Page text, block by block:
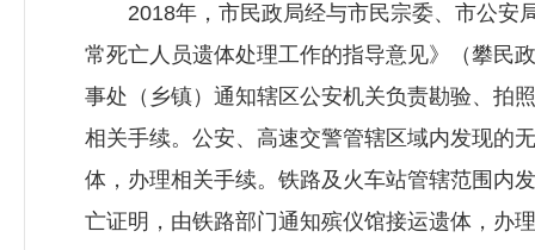
2018年，市民政局经与市民宗委、市公安局
常死亡人员遗体处理工作的指导意见》（攀民
事处（乡镇）通知辖区公安机关负责勘验、拍
相关手续。公安、高速交警管辖区域内发现的
体，办理相关手续。铁路及火车站管辖范围内
亡证明，由铁路部门通知殡仪馆接运遗体，办